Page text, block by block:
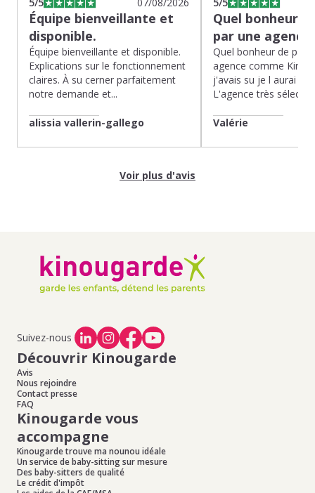
Équipe bienveillante et
disponible.
Équipe bienveillante et disponible.
Explications sur le fonctionnement
claires. À su cerner parfaitement
notre demande et...
alissia vallerin-gallego
Quel bonheur
par une
Quel bonheur de
agence comme
j'avais su je l aurai
L'agence très
Valérie
Voir plus d'avis
Suivez-nous
Découvrir Kinougarde
Avis
Nous rejoindre
Contact presse
FAQ
Kinougarde vous
accompagne
Kinougarde trouve ma nounou idéale
Un service de baby-sitting sur mesure
Des baby-sitters de qualité
Le crédit d'impôt